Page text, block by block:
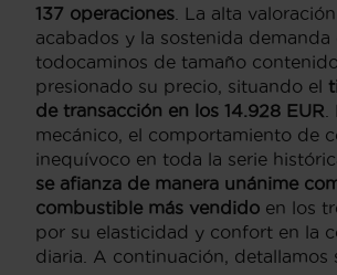
137 operaciones . La alta
acabados y la sostenida demanda
todocaminos de tamaño
presionado su precio, situando el
de transacción en los 14.928 EUR
mecánico, el comportamiento de
inequívoco en toda la serie
se afianza de manera unánime
combustible más vendido en los
por su elasticidad y confort en la
diaria. A continuación, detallamos